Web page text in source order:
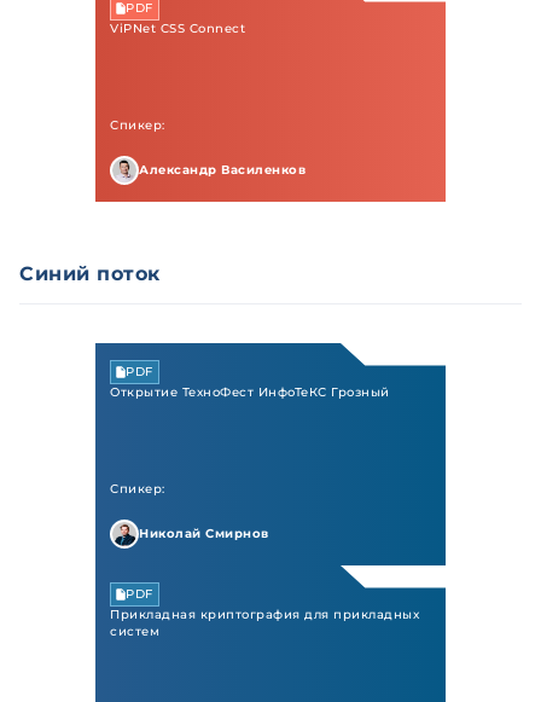
PDF
ViPNet CSS Connect
Спикер:
Александр Василенков
Синий поток
PDF
Открытие ТехноФест ИнфоТеКС Грозный
Спикер:
Николай Смирнов
PDF
Прикладная криптография для прикладных
систем